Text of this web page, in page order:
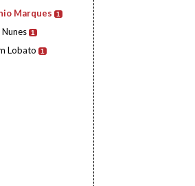
Marques 1
1
Lobato 1